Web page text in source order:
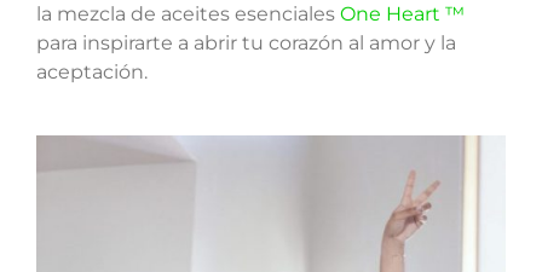
la mezcla de aceites esenciales One Heart ™
para inspirarte a abrir tu corazón al amor y la
aceptación.